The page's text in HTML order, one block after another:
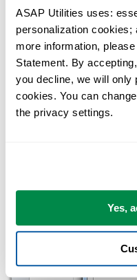
ASAP Utilities uses:
personalization cookies;
more information,
Statement. By
you decline, we will only
cookies. You can
the privacy settings.
Yes,